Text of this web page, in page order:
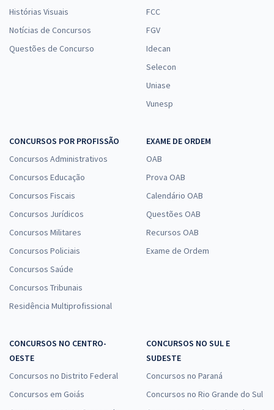
Histórias Visuais
Notícias de Concursos
Questões de Concurso
FCC
FGV
Idecan
Selecon
Uniase
Vunesp
CONCURSOS POR PROFISSÃO
Concursos Administrativos
Concursos Educação
Concursos Fiscais
Concursos Jurídicos
Concursos Militares
Concursos Policiais
Concursos Saúde
Concursos Tribunais
Residência Multiprofissional
EXAME DE ORDEM
OAB
Prova OAB
Calendário OAB
Questões OAB
Recursos OAB
Exame de Ordem
CONCURSOS NO CENTRO-
OESTE
Concursos no Distrito Federal
Concursos em Goiás
CONCURSOS NO SUL E
SUDESTE
Concursos no Paraná
Concursos no Rio Grande do Sul